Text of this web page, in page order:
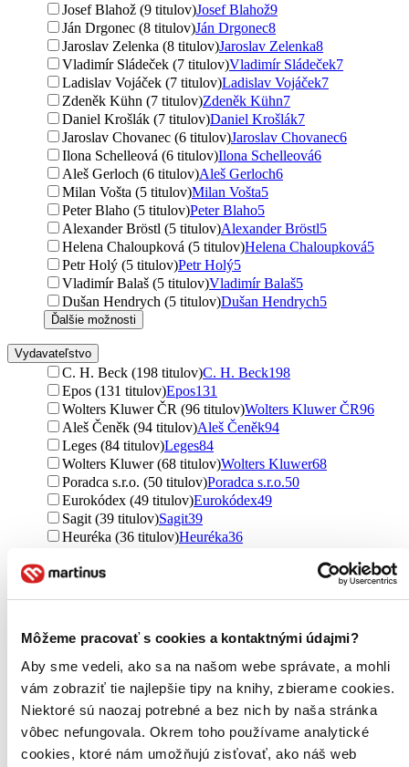
Môžeme pracovať s cookies a kontaktnými údajmi?
Aby sme vedeli, ako sa na našom webe správate, a mohli
vám zobraziť tie najlepšie tipy na knihy, zbierame cookies.
Niektoré sú naozaj potrebné a bez nich by naša stránka
vôbec nefungovala. Okrem toho používame analytické
cookies, ktoré nám umožňujú zisťovať, ako náš web
Josef Blahož (9 titulov)Josef Blahož9
Ján Drgonec (8 titulov)Ján Drgonec8
Jaroslav Zelenka (8 titulov)Jaroslav Zelenka8
Vladimír Sládeček (7 titulov)Vladimír Sládeček7
Ladislav Vojáček (7 titulov)Ladislav Vojáček7
Zdeněk Kühn (7 titulov)Zdeněk Kühn7
Daniel Krošlák (7 titulov)Daniel Krošlák7
Jaroslav Chovanec (6 titulov)Jaroslav Chovanec6
Ilona Schelleová (6 titulov)Ilona Schelleová6
Aleš Gerloch (6 titulov)Aleš Gerloch6
Milan Vošta (5 titulov)Milan Vošta5
Peter Blaho (5 titulov)Peter Blaho5
Alexander Bröstl (5 titulov)Alexander Bröstl5
Helena Chaloupková (5 titulov)Helena Chaloupková5
Petr Holý (5 titulov)Petr Holý5
Vladimír Balaš (5 titulov)Vladimír Balaš5
Dušan Hendrych (5 titulov)Dušan Hendrych5
Ďalšie možnosti
Vydavateľstvo
C. H. Beck (198 titulov)C. H. Beck198
Epos (131 titulov)Epos131
Wolters Kluwer ČR (96 titulov)Wolters Kluwer ČR96
Aleš Čeněk (94 titulov)Aleš Čeněk94
Leges (84 titulov)Leges84
Wolters Kluwer (68 titulov)Wolters Kluwer68
Poradca s.r.o. (50 titulov)Poradca s.r.o.50
Eurokódex (49 titulov)Eurokódex49
Sagit (39 titulov)Sagit39
Heuréka (36 titulov)Heuréka36
Linde (35 titulov)
Eurounion (14 titulov)Eurounion14
Grada (13 titulov)Grada13
Kalligram (13 titulov)
Kalligram
13
C. H. Beck SK (13 titulov)
C. H. Beck SK
Poradca podnikateľa (11 titulov)Poradca podnikateľa11
Belianum (11 titulov)Belianum11
Poradce s.r.o. (10 titulov)Poradce s.r.o.10